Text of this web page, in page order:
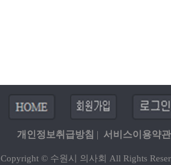
개인정보취급방침 | 서비스이용약관
Copyright © 수원시 의사회 All Rights